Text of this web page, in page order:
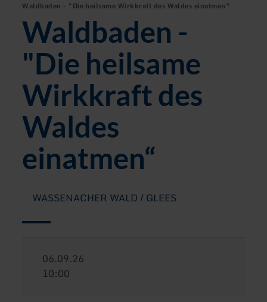
Waldbaden - "Die heilsame Wirkkraft des Waldes einatmen“
Waldbaden -
"Die heilsame
Wirkkraft des
Waldes
einatmen“
WASSENACHER WALD / GLEES
06.09.26
10:00